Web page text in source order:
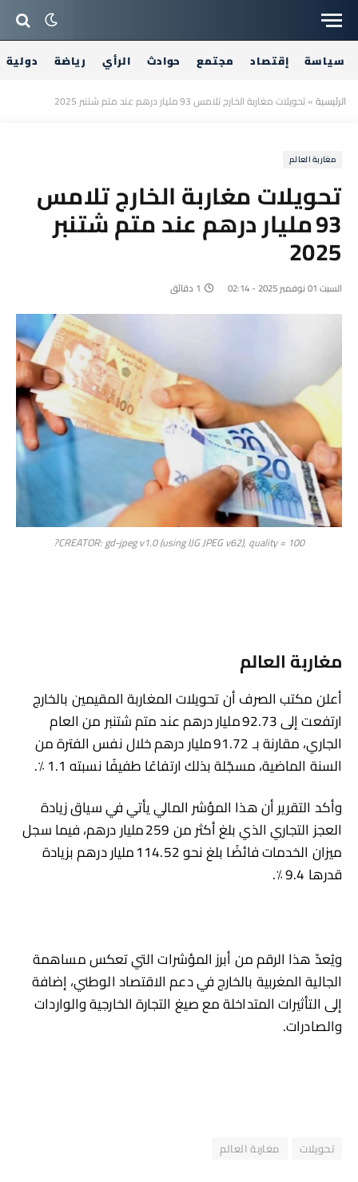
سياسة إقتصاد مجتمع حوادث الرأي رياضة دولية
الرئيسية»تحويلات مغاربة الخارج تلامس 93 مليار درهم عند متم شتنبر 2025
مغاربة العالم
تحويلات مغاربة الخارج تلامس
93 مليار درهم عند متم شتنبر
2025
السبت 01 نوفمبر 2025 - 02:14 1 دقائق
CREATOR: gd-jpeg v1.0 (using IJG JPEG v62), quality = 100?
مغاربة العالم
أعلن مكتب الصرف أن تحويلات المغاربة المقيمين بالخارج
ارتفعت إلى 92.73 مليار درهم عند متم شتنبر من العام
الجاري، مقارنة بـ 91.72 مليار درهم خلال نفس الفترة من
السنة الماضية، مسجّلة بذلك ارتفاعًا طفيفًا نسبته 1.1 ٪.
وأكد التقرير أن هذا المؤشر المالي يأتي في سياق زيادة
العجز التجاري الذي بلغ أكثر من 259 مليار درهم، فيما سجل
ميزان الخدمات فائضًا بلغ نحو 114.52 مليار درهم بزيادة
قدرها 9.4 ٪.
ويُعدّ هذا الرقم من أبرز المؤشرات التي تعكس مساهمة
الجالية المغربية بالخارج في دعم الاقتصاد الوطني، إضافة
إلى التأثيرات المتداخلة مع صيغ التجارة الخارجية والواردات
والصادرات.
تحويلات مغاربة العالم